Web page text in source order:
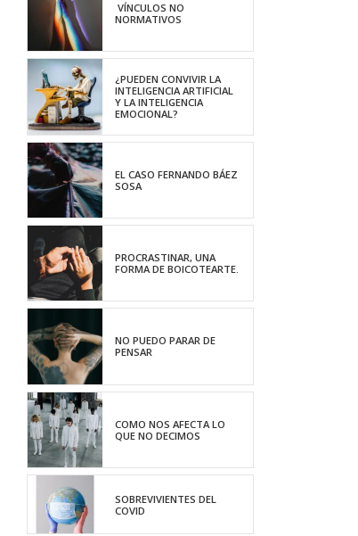
VÍNCULOS NO
NORMATIVOS
¿PUEDEN CONVIVIR LA
INTELIGENCIA ARTIFICIAL
Y LA INTELIGENCIA
EMOCIONAL?
EL CASO FERNANDO BÁEZ
SOSA
PROCRASTINAR, UNA
FORMA DE BOICOTEARTE.
NO PUEDO PARAR DE
PENSAR
COMO NOS AFECTA LO
QUE NO DECIMOS
SOBREVIVIENTES DEL
COVID